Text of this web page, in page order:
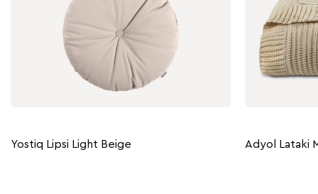
Yostiq Lipsi Light Beige Adyol Lataki